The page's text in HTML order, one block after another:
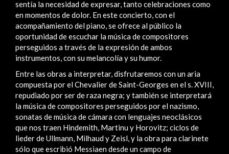
sentía la necesidad de expresar, tanto celebraciones como
en momentos de dolor. En este concierto, con el
acompañamiento del piano, se ofrece al público la
oportunidad de escuchar la música de compositores
perseguidos a través de la expresión de ambos
instrumentos, con su melancolía y su humor.
Entre las obras a interpretar, disfrutaremos con un aria
compuesta por el Chevalier de Saint-Georges en el s. XVIII,
repudiado por ser de raza negra; y también se interpretará
la música de compositores perseguidos por el nazismo,
sonatas de música de cámara con lenguajes neoclásicos
que nos traen Hindemith, Martinu y Horovitz; ciclos de
lieder de Ullmann, Milhaud y Zeisl, y la obra para clarinete
sólo que escribió Messiaen desde un campo de